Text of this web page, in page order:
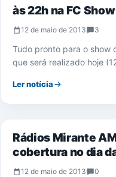
às 22h na FC
12 de maio de 2013 3
Tudo pronto para o show
que será realizado hoje
Ler notícia
IMPRENSA
Rádios Mirante
cobertura no dia
12 de maio de 2013 0